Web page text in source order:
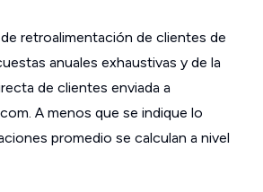
retroalimentación de clientes de
anuales exhaustivas y de la
de clientes enviada a
A menos que se indique lo
promedio se calculan a nivel